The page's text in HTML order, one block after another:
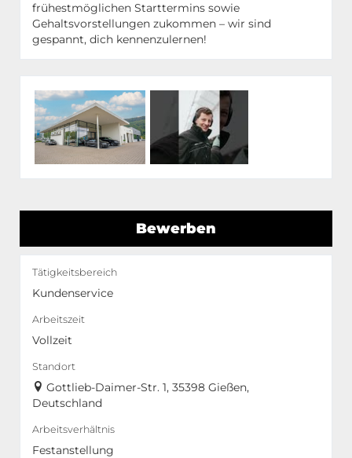
frühestmöglichen Starttermins sowie
Gehaltsvorstellungen zukommen – wir sind
gespannt, dich kennenzulernen!
Bewerben
Tätigkeitsbereich
Kundenservice
Arbeitszeit
Vollzeit
Standort
Gottlieb-Daimer-Str. 1, 35398 Gießen,
Deutschland
Arbeitsverhältnis
Festanstellung